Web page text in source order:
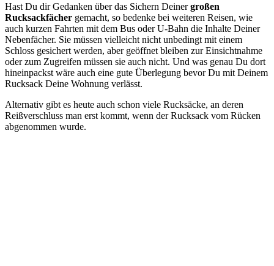
Hast Du dir Gedanken über das Sichern Deinergroßen
Rucksackfächer gemacht, so bedenke bei weiteren Reisen, wie
auch kurzen Fahrten mit dem Bus oder U-Bahn die Inhalte Deiner
Nebenfächer. Sie müssen vielleicht nicht unbedingt mit einem
Schloss gesichert werden, aber geöffnet bleiben zur Einsichtnahme
oder zum Zugreifen müssen sie auch nicht. Und was genau Du dort
hineinpackst wäre auch eine gute Überlegung bevor Du mit Deinem
Rucksack Deine Wohnung verlässt.
Alternativ gibt es heute auch schon viele Rucksäcke, an deren
Reißverschluss man erst kommt, wenn der Rucksack vom Rücken
abgenommen wurde.